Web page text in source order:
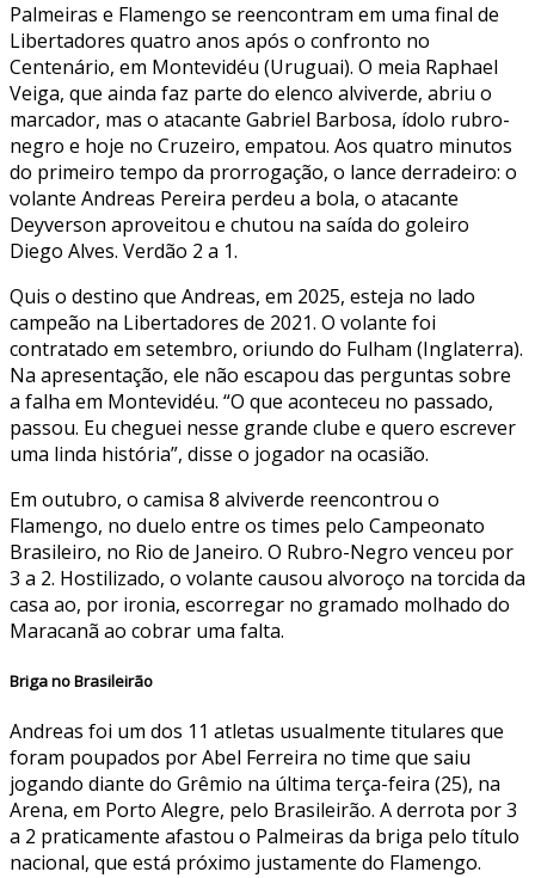
Palmeiras e Flamengo se reencontram em uma final de
Libertadores quatro anos após o confronto no
Centenário, em Montevidéu (Uruguai). O meia Raphael
Veiga, que ainda faz parte do elenco alviverde, abriu o
marcador, mas o atacante Gabriel Barbosa, ídolo rubro-
negro e hoje no Cruzeiro, empatou. Aos quatro minutos
do primeiro tempo da prorrogação, o lance derradeiro: o
volante Andreas Pereira perdeu a bola, o atacante
Deyverson aproveitou e chutou na saída do goleiro
Diego Alves. Verdão 2 a 1.
Quis o destino que Andreas, em 2025, esteja no lado
campeão na Libertadores de 2021. O volante foi
contratado em setembro, oriundo do Fulham (Inglaterra).
Na apresentação, ele não escapou das perguntas sobre
a falha em Montevidéu. “O que aconteceu no passado,
passou. Eu cheguei nesse grande clube e quero escrever
uma linda história”, disse o jogador na ocasião.
Em outubro, o camisa 8 alviverde reencontrou o
Flamengo, no duelo entre os times pelo Campeonato
Brasileiro, no Rio de Janeiro. O Rubro-Negro venceu por
3 a 2. Hostilizado, o volante causou alvoroço na torcida da
casa ao, por ironia, escorregar no gramado molhado do
Maracanã ao cobrar uma falta.
Briga no Brasileirão
Andreas foi um dos 11 atletas usualmente titulares que
foram poupados por Abel Ferreira no time que saiu
jogando diante do Grêmio na última terça-feira (25), na
Arena, em Porto Alegre, pelo Brasileirão. A derrota por 3
a 2 praticamente afastou o Palmeiras da briga pelo título
nacional, que está próximo justamente do Flamengo.